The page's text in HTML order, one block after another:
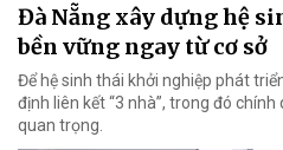
Đà Nẵng xây dựng hệ
bền vững ngay từ cơ sở
Để hệ sinh thái khởi nghiệp phát
định liên kết “3 nhà”, trong đó
quan trọng.